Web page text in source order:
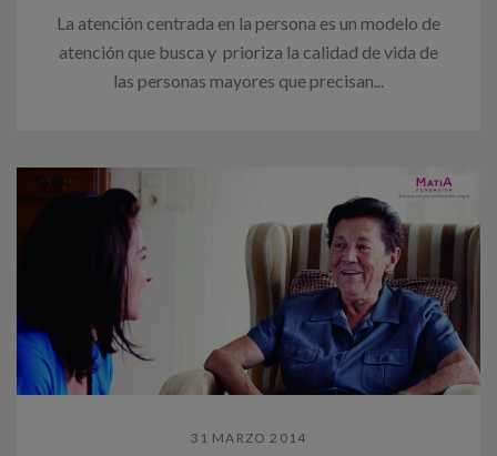
La atención centrada en la persona es un modelo de
atención que busca y prioriza la calidad de vida de
las personas mayores que precisan...
31 MARZO 2014